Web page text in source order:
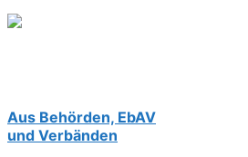
Aus Behörden, EbAV
und Verbänden